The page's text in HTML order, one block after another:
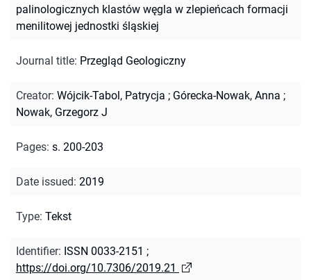
palinologicznych klastów węgla w zlepieńcach formacji
menilitowej jednostki śląskiej
Journal title: Przegląd Geologiczny
Creator: Wójcik-Tabol, Patrycja ; Górecka-Nowak, Anna ;
Nowak, Grzegorz J
Pages: s. 200-203
Date issued: 2019
Type: Tekst
Identifier: ISSN 0033-2151 ;
https://doi.org/10.7306/2019.21